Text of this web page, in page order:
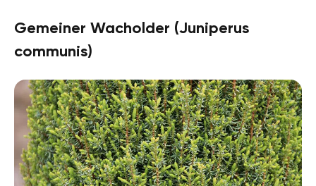
Gemeiner Wacholder (Juniperus
communis)